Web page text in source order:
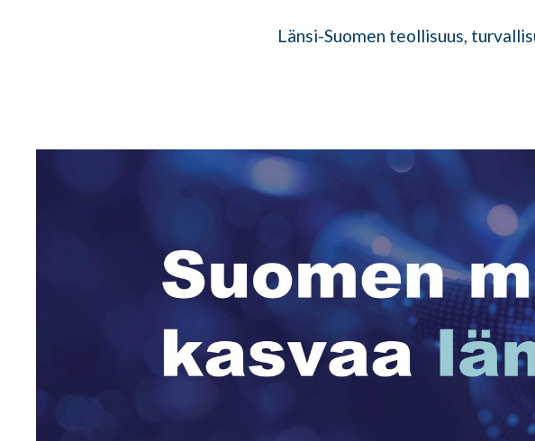
Länsi-Suomen teollisuus,